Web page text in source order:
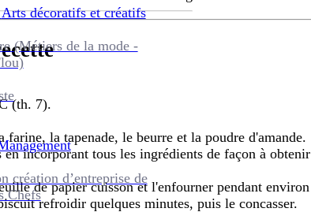
Arts décoratifs et créatifs
(Métiers de la mode -
création d’entreprise de
Chefs
(th. 7).
la tapenade, le beurre et la poudre d'amande.
incorporant tous les ingrédients de façon à obtenir
de papier cuisson et l'enfourner pendant environ
refroidir quelques minutes, puis le concasser.